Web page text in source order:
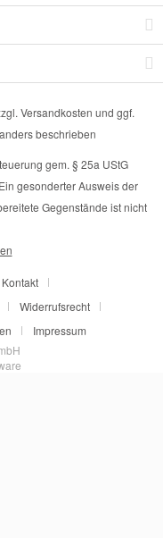
Versandkosten und ggf.
beschrieben
gem. § 25a UStG
gesonderter Ausweis der
Gegenstände ist nicht
Kontakt
Widerrufsrecht
Impressum